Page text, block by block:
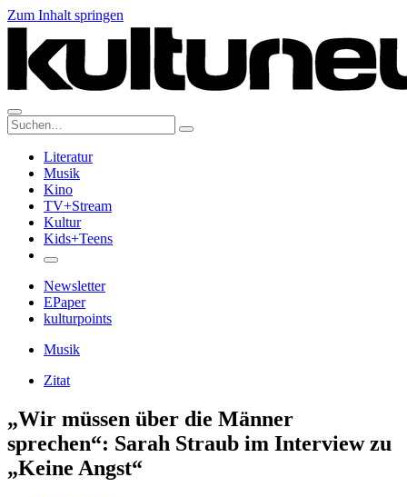
Zum Inhalt springen
Suche:
Literatur
Musik
Kino
TV+Stream
Kultur
Kids+Teens
Newsletter
EPaper
kulturpoints
Musik
Zitat
„Wir müssen über die Männer
sprechen“: Sarah Straub im Interview zu
„Keine Angst“